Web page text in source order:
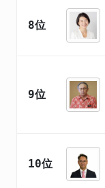
8位
9位
10位